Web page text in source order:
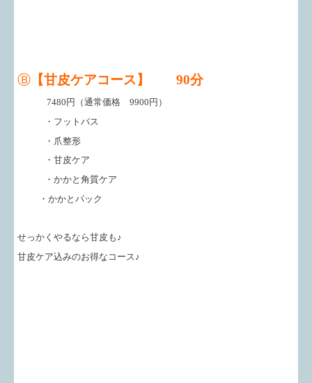
Ⓑ 【甘皮ケアコース】 90分
7480円（通常価格 9900円）
・フットバス
・爪整形
・甘皮ケア
・かかと角質ケア
・かかとパック
せっかくやるなら甘皮も♪
甘皮ケア込みのお得なコース♪